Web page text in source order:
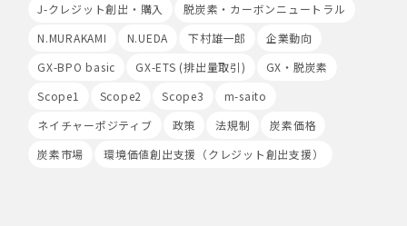
Analyticsを利用することがあります。Google
Analyticsを利用しますと、Google社又は当社の設定す
イト訪問履歴を収集、記録、分析します。当社は、
状況等を把握します。Google Analyticsにより収集、記
録、分析された利用者様の情報には、特定の個人を識別す
Google社により同社のプライバシーポリシーに基づいて
J-クレジット創出・購入
脱炭素・カーボンニュートラル
N.MURAKAMI
N.UEDA 下村雄一郎
企業動向
GX-BPO basic
GX-ETS (排出量取引)
GX・脱炭素
Scope1
Scope2 Scope3
m-saito
ネイチャーポジティブ
政策 法規制
炭素価格
炭素市場
環境価値創出支援（クレジット創出支援）